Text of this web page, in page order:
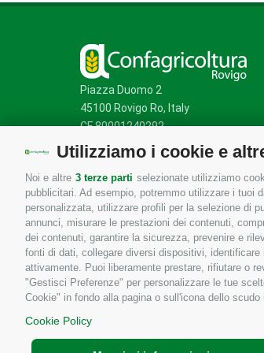
Utilizziamo i cookie e
Noi e altre 3 terze parti selezionate utilizziamo
pubblicitari. Ad esempio, potremmo utilizzare i tuoi
personalizzata, utilizzare profili per la selezione di
annunci, misurare le prestazioni dei contenuti,
dei contenuti, garantire la sicurezza, prevenire e
fonti di dati, collegare diversi dispositivi,
attivamente. Puoi liberamente prestare, rifiutare o
"Gestisci Preferenze" per personalizzare le tue
Cookie" in fondo alla pagina o sull'icona dello
Cookie Policy
Piazza Duomo 2
45100 Rovigo Ro, Italy
CF 80001240292
Mappa del sito/Privacy Policy /